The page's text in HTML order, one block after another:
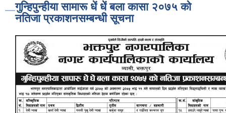
गुन्हिपुन्हीया सामारू धें धें बला कासा २०७५ को
नतिजा प्रकाशनसम्बन्धी सूचना